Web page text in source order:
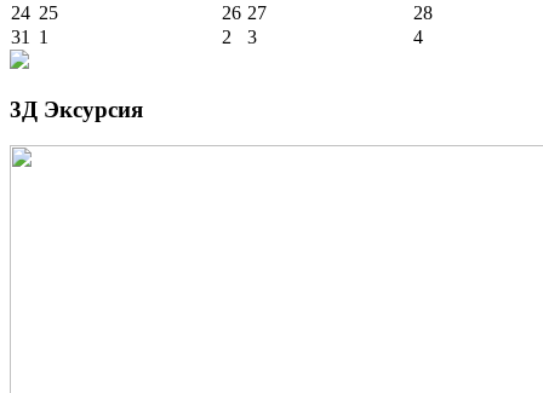
24 25 26 27
28
31
1 2 3 4
3Д Эксурсия